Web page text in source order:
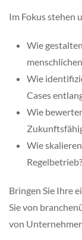
Im Fokus stehen
Wie
Wie
Cases
Wie
Wie
Regelbetrieb?
Bringen Sie Ihre
Sie von
von